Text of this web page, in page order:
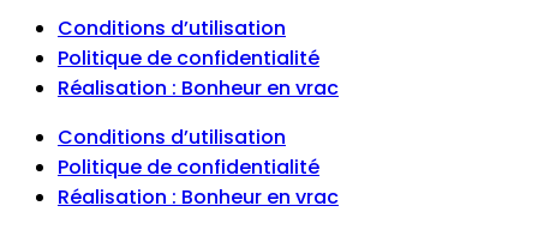
Conditions d’utilisation
Politique de confidentialité
Réalisation : Bonheur en vrac
Conditions d’utilisation
Politique de confidentialité
Réalisation : Bonheur en vrac